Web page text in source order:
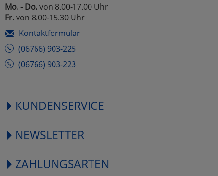
Mo. - Do.von 8.00-17.00 Uhr
Fr.von 8.00-15.30 Uhr
Kontaktformular
(06766) 903-225
(06766) 903-223
KUNDENSERVICE
NEWSLETTER
ZAHLUNGSARTEN